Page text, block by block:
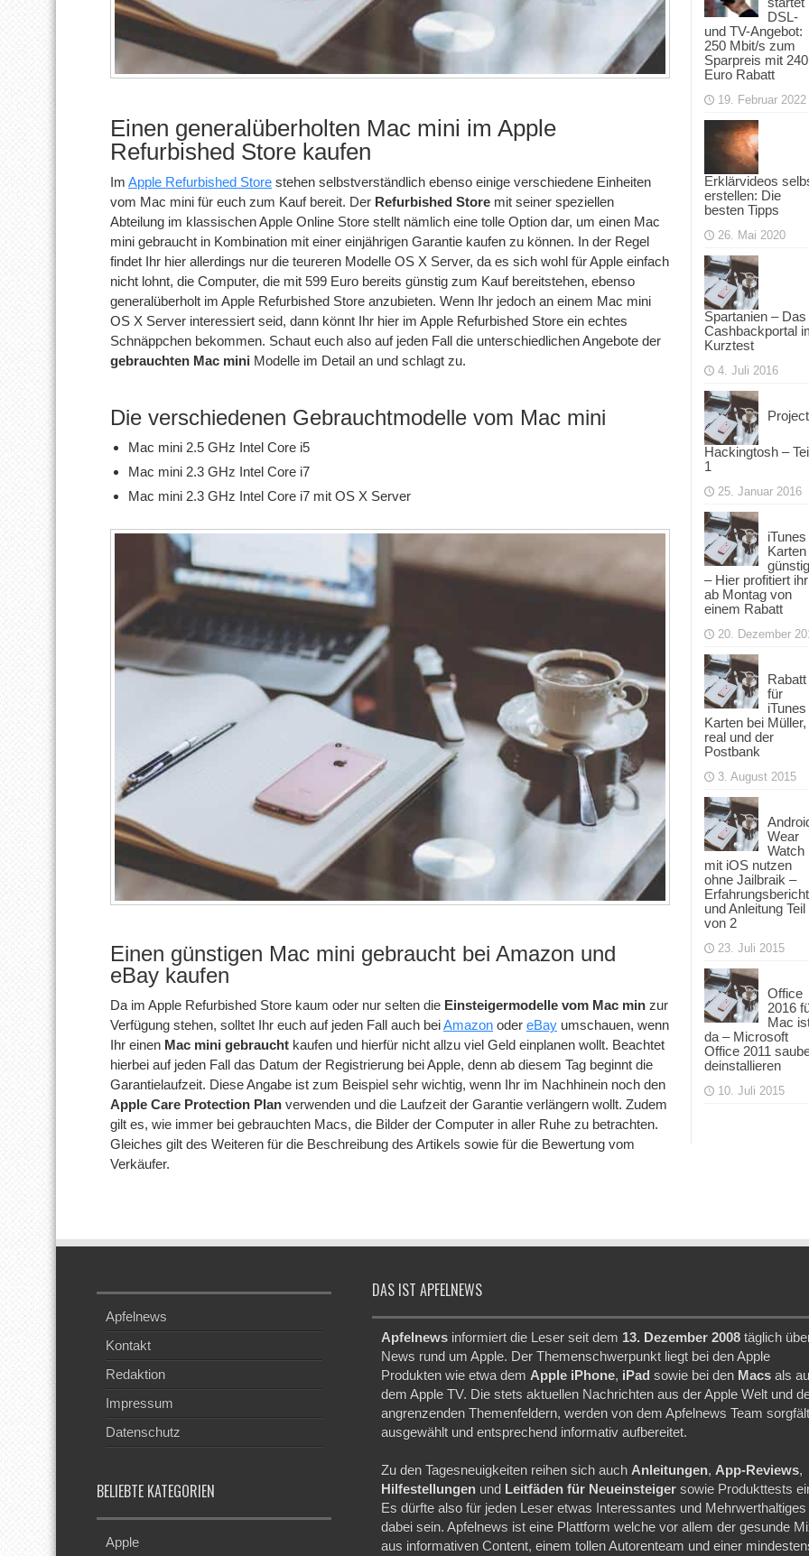
Einen generalüberholten Mac mini im Apple
Refurbished Store kaufen
Im Apple Refurbished Store stehen selbstverständlich ebenso einige verschiedene Einheiten
vom Mac mini für euch zum Kauf bereit. Der Refurbished Store mit seiner speziellen
Abteilung im klassischen Apple Online Store stellt nämlich eine tolle Option dar, um einen Mac
mini gebraucht in Kombination mit einer einjährigen Garantie kaufen zu können. In der Regel
findet Ihr hier allerdings nur die teureren Modelle OS X Server, da es sich wohl für Apple einfach
nicht lohnt, die Computer, die mit 599 Euro bereits günstig zum Kauf bereitstehen, ebenso
generalüberholt im Apple Refurbished Store anzubieten. Wenn Ihr jedoch an einem Mac mini
OS X Server interessiert seid, dann könnt Ihr hier im Apple Refurbished Store ein echtes
Schnäppchen bekommen. Schaut euch also auf jeden Fall die unterschiedlichen Angebote der
gebrauchten Mac mini Modelle im Detail an und schlagt zu.
Die verschiedenen Gebrauchtmodelle vom Mac mini
Mac mini 2.5 GHz Intel Core i5
Mac mini 2.3 GHz Intel Core i7
Mac mini 2.3 GHz Intel Core i7 mit OS X Server
Einen günstigen Mac mini gebraucht bei Amazon und
eBay kaufen
Da im Apple Refurbished Store kaum oder nur selten die Einsteigermodelle vom Mac min zur
Verfügung stehen, solltet Ihr euch auf jeden Fall auch beiAmazon oder eBay umschauen, wenn
Ihr einen Mac mini gebraucht kaufen und hierfür nicht allzu viel Geld einplanen wollt. Beachtet
hierbei auf jeden Fall das Datum der Registrierung bei Apple, denn ab diesem Tag beginnt die
Garantielaufzeit. Diese Angabe ist zum Beispiel sehr wichtig, wenn Ihr im Nachhinein noch den
Apple Care Protection Plan verwenden und die Laufzeit der Garantie verlängern wollt. Zudem
gilt es, wie immer bei gebrauchten Macs, die Bilder der Computer in aller Ruhe zu betrachten.
Gleiches gilt des Weiteren für die Beschreibung des Artikels sowie für die Bewertung vom
Verkäufer.
DSL-
und TV-Angebot:
250 Mbit/s zum
Sparpreis mit 240
Euro Rabatt
19. Februar 2022
Erklärvideos
erstellen: Die
besten Tipps
26. Mai 2020
Spartanien – Das
Cashbackportal
Kurztest
4. Juli 2016
Project
Hackingtosh –
1
25. Januar 2016
iTunes
Karten
– Hier profitiert ihr
ab Montag von
einem Rabatt
20. Dezember
Rabatt
für
iTunes
Karten bei Müller,
real und der
Postbank
3. August 2015
Wear
Watch
mit iOS nutzen
ohne Jailbraik –
Erfahrungsbericht
und Anleitung Teil
von 2
23. Juli 2015
Office
2016
Mac
da – Microsoft
Office 2011
deinstallieren
10. Juli 2015
Apfelnews
Kontakt
Redaktion
Impressum
Datenschutz
BELIEBTE KATEGORIEN
Apple
DAS IST APFELNEWS
Apfelnews informiert die Leser seit dem 13. Dezember 2008 täglich
News rund um Apple. Der Themenschwerpunkt liegt bei den Apple
Produkten wie etwa dem Apple iPhone, iPad sowie bei den Macs als
dem Apple TV. Die stets aktuellen Nachrichten aus der Apple Welt und
angrenzenden Themenfeldern, werden von dem Apfelnews Team
ausgewählt und entsprechend informativ aufbereitet.
Zu den Tagesneuigkeiten reihen sich auch Anleitungen, App-Reviews,
Hilfestellungen und Leitfäden für Neueinsteiger sowie Produkttests
Es dürfte also für jeden Leser etwas Interessantes und Mehrwerthaltiges
dabei sein. Apfelnews ist eine Plattform welche vor allem der gesunde
aus informativen Content, einem tollen Autorenteam und einer